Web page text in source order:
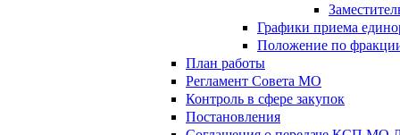
Графики приема
Положение по
План работы
Регламент Совета МО
Контроль в сфере закупок
Постановления